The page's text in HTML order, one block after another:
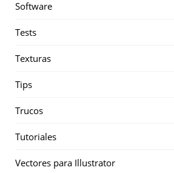
Software
Tests
Texturas
Tips
Trucos
Tutoriales
Vectores para Illustrator